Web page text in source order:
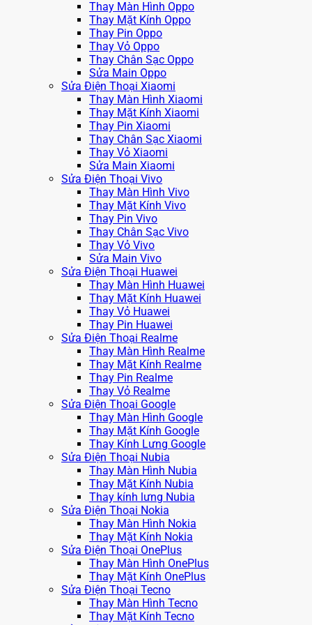
Thay Màn Hình Oppo
Thay Mặt Kính Oppo
Thay Pin Oppo
Thay Vỏ Oppo
Thay Chân Sạc Oppo
Sửa Main Oppo
Sửa Điện Thoại Xiaomi
Thay Màn Hình Xiaomi
Thay Mặt Kính Xiaomi
Thay Pin Xiaomi
Thay Chân Sạc Xiaomi
Thay Vỏ Xiaomi
Sửa Main Xiaomi
Sửa Điện Thoại Vivo
Thay Màn Hình Vivo
Thay Mặt Kính Vivo
Thay Pin Vivo
Thay Chân Sạc Vivo
Thay Vỏ Vivo
Sửa Main Vivo
Sửa Điện Thoại Huawei
Thay Màn Hình Huawei
Thay Mặt Kính Huawei
Thay Vỏ Huawei
Thay Pin Huawei
Sửa Điện Thoại Realme
Thay Màn Hình Realme
Thay Mặt Kính Realme
Thay Pin Realme
Thay Vỏ Realme
Sửa Điện Thoại Google
Thay Màn Hình Google
Thay Mặt Kính Google
Thay Kính Lưng Google
Sửa Điện Thoại Nubia
Thay Màn Hình Nubia
Thay Mặt Kính Nubia
Thay kính lưng Nubia
Sửa Điện Thoại Nokia
Thay Màn Hình Nokia
Thay Mặt Kính Nokia
Sửa Điện Thoại OnePlus
Thay Màn Hình OnePlus
Thay Mặt Kính OnePlus
Sửa Điện Thoại Tecno
Thay Màn Hình Tecno
Thay Mặt Kính Tecno